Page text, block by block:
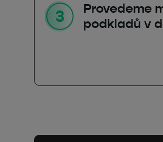
Provedeme
podkladů v